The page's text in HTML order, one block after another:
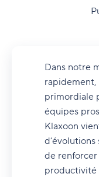
Dans notre
rapidement,
primordiale
équipes
Klaxoon
de
productivité